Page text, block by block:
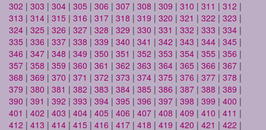
302 | 303 | 304 | 305 | 306 | 307 | 308 | 309 | 310 | 311 | 312 |
313 | 314 | 315 | 316 | 317 | 318 | 319 | 320 | 321 | 322 | 323 |
324 | 325 | 326 | 327 | 328 | 329 | 330 | 331 | 332 | 333 | 334 |
335 | 336 | 337 | 338 | 339 | 340 | 341 | 342 | 343 | 344 | 345 |
346 | 347 | 348 | 349 | 350 | 351 | 352 | 353 | 354 | 355 | 356 |
357 | 358 | 359 | 360 | 361 | 362 | 363 | 364 | 365 | 366 | 367 |
368 | 369 | 370 | 371 | 372 | 373 | 374 | 375 | 376 | 377 | 378 |
379 | 380 | 381 | 382 | 383 | 384 | 385 | 386 | 387 | 388 | 389 |
390 | 391 | 392 | 393 | 394 | 395 | 396 | 397 | 398 | 399 | 400 |
401 | 402 | 403 | 404 | 405 | 406 | 407 | 408 | 409 | 410 | 411 |
412 | 413 | 414 | 415 | 416 | 417 | 418 | 419 | 420 | 421 | 422 |